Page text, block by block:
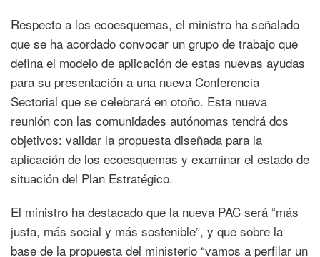
Respecto a los ecoesquemas, el ministro ha señalado
que se ha acordado convocar un grupo de trabajo que
defina el modelo de aplicación de estas nuevas ayudas
para su presentación a una nueva Conferencia
Sectorial que se celebrará en otoño. Esta nueva
reunión con las comunidades autónomas tendrá dos
objetivos: validar la propuesta diseñada para la
aplicación de los ecoesquemas y examinar el estado de
situación del Plan Estratégico.
El ministro ha destacado que la nueva PAC será “más
justa, más social y más sostenible”, y que sobre la
base de la propuesta del ministerio “vamos a perfilar un